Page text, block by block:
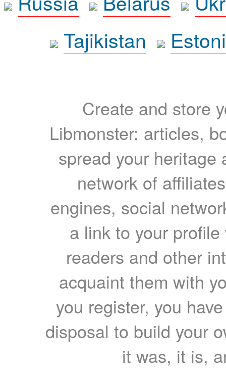
Tajikistan
Create and store
Libmonster: articles,
spread your heritage
network of
engines, social
a link to your
readers and other
acquaint them with
you register, you
disposal to build your
it was, it is,